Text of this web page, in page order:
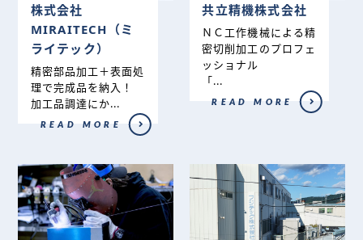
株式会社
MIRAITECH（ミ
ライテック）
精密部品加工＋表面処
理で完成品を納入！
加工品調達にか...
READ MORE
共立精機株式会社
ＮＣ工作機械による精
密切削加工のプロフェ
ッショナル
「...
READ MORE